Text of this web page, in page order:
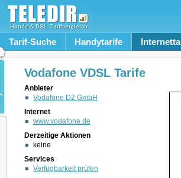
Tarif-Suche Handytarife
Vodafone VDSL Tarife
Anbieter
Vodafone D2 GmbH
Internet
www.vodafone.de
Derzeitige Aktionen
keine
Services
Verfügbarkeit prüfen